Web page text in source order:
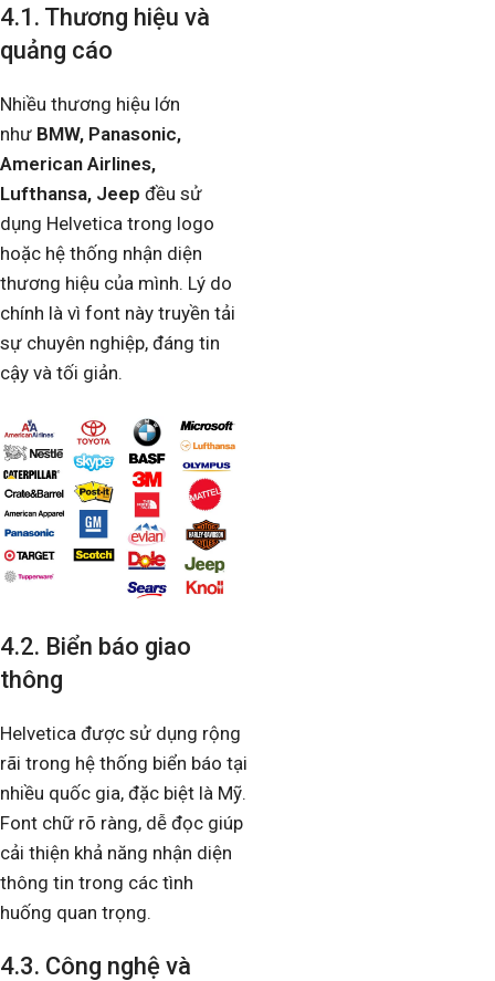
4.1. Thương hiệu và
quảng cáo
Nhiều thương hiệu lớn
như BMW, Panasonic,
American Airlines,
Lufthansa, Jeep đều sử
dụng Helvetica trong logo
hoặc hệ thống nhận diện
thương hiệu của mình. Lý do
chính là vì font này truyền tải
sự chuyên nghiệp, đáng tin
cậy và tối giản.
4.2. Biển báo giao
thông
Helvetica được sử dụng rộng
rãi trong hệ thống biển báo tại
nhiều quốc gia, đặc biệt là Mỹ.
Font chữ rõ ràng, dễ đọc giúp
cải thiện khả năng nhận diện
thông tin trong các tình
huống quan trọng.
4.3. Công nghệ và